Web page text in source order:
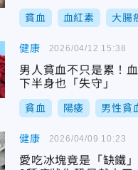
貧血 血紅素 大腸
健康
男人貧血不只是累！
下半身也「失守」
貧血 陽痿 男性貧
2026/04/12 15:38
健康
愛吃冰塊竟是「缺鐵
2026/04/09 10:23